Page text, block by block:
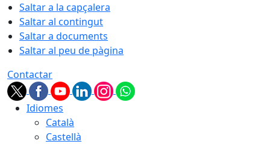
Saltar a la capçalera
Saltar al contingut
Saltar a documents
Saltar al peu de pàgina
Contactar
Idiomes
Català
Castellà